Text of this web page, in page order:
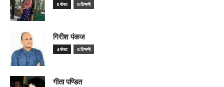
5 पोस्ट 0 टिप्पणी
गिरीश पंकज
4 पोस्ट 0 टिप्पणी
गीता पण्डित